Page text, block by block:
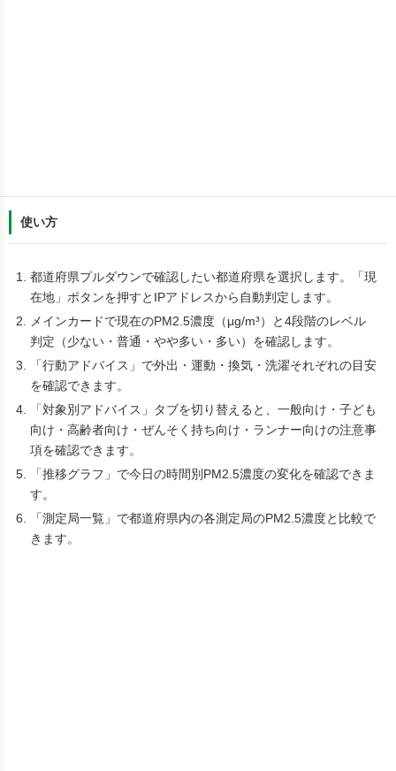
使い方
都道府県プルダウンで確認したい都道府県を選択します。「現
在地」ボタンを押すとIPアドレスから自動判定します。
メインカードで現在のPM2.5濃度（μg/m³）と4段階のレベル
判定（少ない・普通・やや多い・多い）を確認します。
「行動アドバイス」で外出・運動・換気・洗濯それぞれの目安
を確認できます。
「対象別アドバイス」タブを切り替えると、一般向け・子ども
向け・高齢者向け・ぜんそく持ち向け・ランナー向けの注意事
項を確認できます。
「推移グラフ」で今日の時間別PM2.5濃度の変化を確認できま
す。
「測定局一覧」で都道府県内の各測定局のPM2.5濃度と比較で
きます。